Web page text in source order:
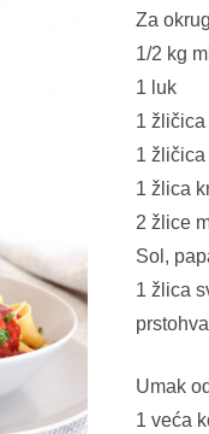
Za
1/2 kg
1 luk
1
1
1 žlica
2 žlice
Sol,
1 žlica
Umak
1 veća